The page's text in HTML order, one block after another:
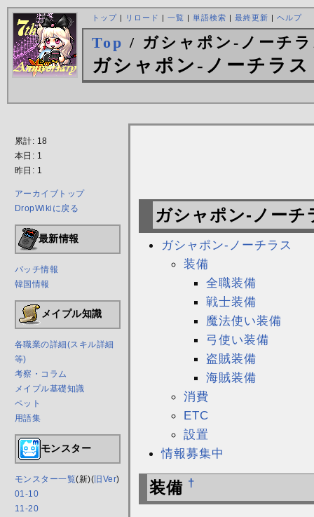
トップ| リロード | 一覧 | 単語検索 | 最終更新 | ヘルプ
Top / ガシャポン-ノーチ
ガシャポン-ノーチラス
累計: 18
本日: 1
昨日: 1
アーカイブトップ
DropWikiに戻る
最新情報
パッチ情報
韓国情報
メイプル知識
各職業の詳細(スキル詳細
等)
考察・コラム
メイプル基礎知識
ペット
用語集
モンスター
モンスター一覧(新)( 旧Ver)
01-10
11-20
ガシャポン-ノー
ガシャポン-ノーチラス
装備
全職装備
戦士装備
魔法使い装備
弓使い装備
盗賊装備
海賊装備
消費
ETC
設置
情報募集中
装備 †